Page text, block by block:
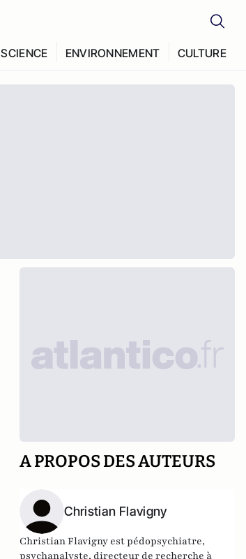
SCIENCE ENVIRONNEMENT CULTURE
A PROPOS DES AUTEURS
Christian Flavigny
Christian Flavigny est pédopsychiatre,
psychanalyste, directeur de recherche à